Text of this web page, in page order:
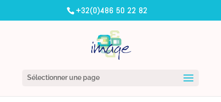
+32(0)486 50 22 82
Sélectionner une page